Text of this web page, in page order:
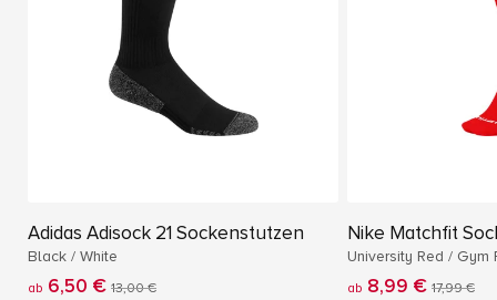
Adidas Adisock 21 Sockenstutzen
Black / White
ab 6,50 € 13,00 €
Nike Matchfit
University Red / Gym
ab 8,99 € 17,99 €